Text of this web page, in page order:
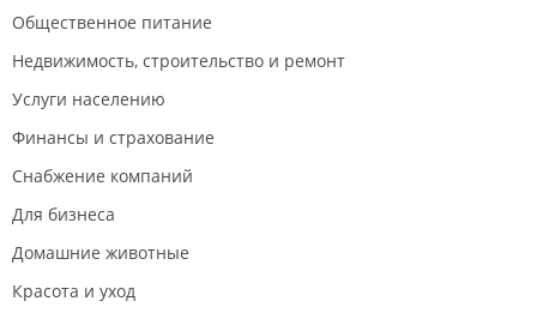
Общественное питание
Недвижимость, строительство и ремонт
Услуги населению
Финансы и страхование
Снабжение компаний
Для бизнеса
Домашние животные
Красота и уход